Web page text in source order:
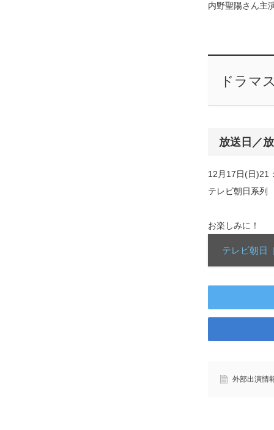
内野聖陽さん主
ドラマ
放送日／
12月17日(日)21
テレビ朝日系列
お楽しみに！
テレビ朝日
外部出演情